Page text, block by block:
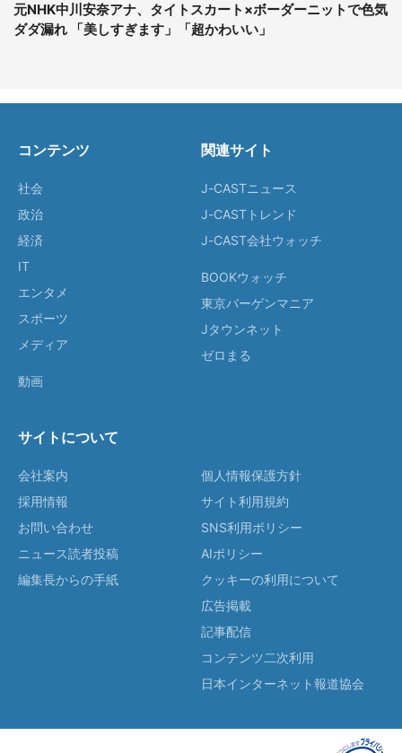
元NHK中川安奈アナ、タイトスカート×ボーダーニットで色気
ダダ漏れ 「美しすぎます」「超かわいい」
コンテンツ
社会
政治
経済
IT
エンタメ
スポーツ
メディア
動画
関連サイト
J-CASTニュース
J-CASTトレンド
J-CAST会社ウォッチ
BOOKウォッチ
東京バーゲンマニア
Jタウンネット
ゼロまる
サイトについて
会社案内
採用情報
お問い合わせ
ニュース読者投稿
編集長からの手紙
個人情報保護方針
サイト利用規約
SNS利用ポリシー
AIポリシー
クッキーの利用について
広告掲載
記事配信
コンテンツ二次利用
日本インターネット報道協会